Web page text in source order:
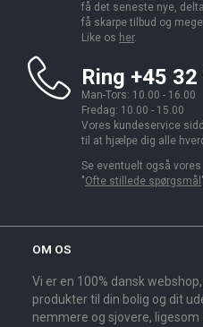
få det seneste nye,
få skarpe tilbud og
Like os her.
Ring +45
Man-Tors: 10.00 - 16.00
Fredag: 10.00 - 15.00
Vores kundeservice
til at hjælpe dig alle
Se eventuelt også vores
"Ofte stillede spørgsmål ".
OM OS
Vi er en 100% dansk
produkter til din bolig og dit
nemmere og sjovere,